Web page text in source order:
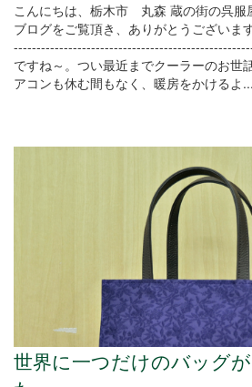
こんにちは、栃木市 丸森 蔵の街の呉服
ブログをご覧頂き、ありがとうござい
ですね～。つい最近までクーラーのお世
アコンも休む間もなく、暖房をかけるよ...
世界に一つだけのバッグ